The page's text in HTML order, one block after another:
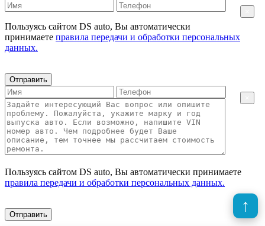
Пользуясь сайтом DS auto, Вы автоматически
принимаете правила передачи и обработки персональных
данных.
Отправить
Пользуясь сайтом DS auto, Вы автоматически принимаете
правила передачи и обработки персональных данных.
Отправить